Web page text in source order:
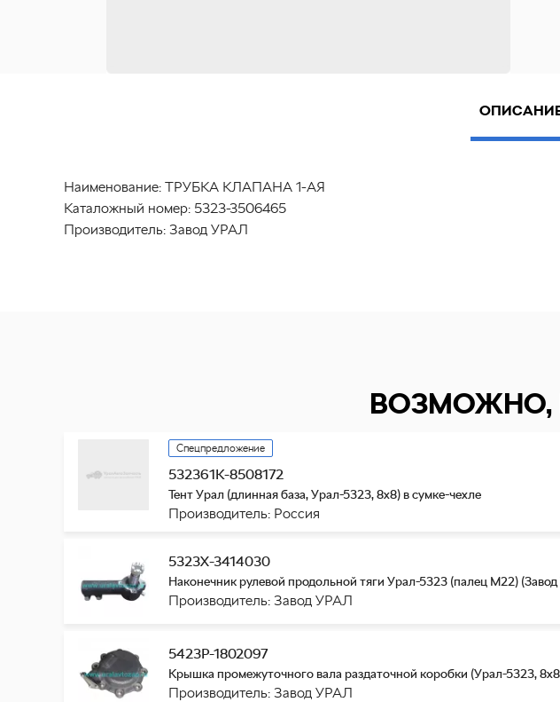
Наименование: ТРУБКА КЛАПАНА 1-АЯ
Каталожный номер: 5323-3506465
Производитель: Завод УРАЛ
ВОЗМОЖНО,
Спецпредложение
532361К-8508172
Тент Урал (длинная база, Урал-5323, 8х8) в сумке-чехле
Производитель: Россия
5323Х-3414030
Наконечник рулевой продольной тяги Урал-5323 (палец М22)
Производитель: Завод УРАЛ
5423Р-1802097
Крышка промежуточного вала раздаточной коробки (Урал-5323,
Производитель: Завод УРАЛ